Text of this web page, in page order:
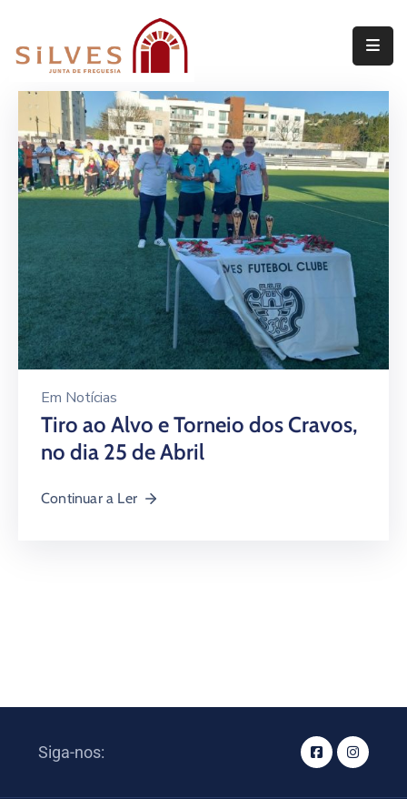
Junta
de
Freguesia
Assembleia
Freguesia
Projetos
Em Notícias
Tiro ao Alvo e Torneio dos Cravos,
no dia 25 de Abril
Continuar a Ler
Siga-nos: